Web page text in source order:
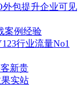
外包提升企业可见
案例经验
行业流量No1
新贵
实站